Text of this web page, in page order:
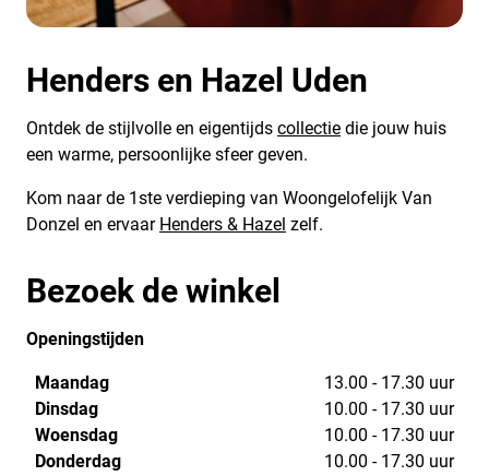
Henders en Hazel Uden
Ontdek de stijlvolle en eigentijds collectie die jouw huis
een warme, persoonlijke sfeer geven.
Kom naar de 1ste verdieping van Woongelofelijk Van
Donzel en ervaar Henders & Hazel zelf.
Bezoek de winkel
Openingstijden
Maandag
13.00 - 17.30 uur
Dinsdag
10.00 - 17.30 uur
Woensdag
10.00 - 17.30 uur
Donderdag
10.00 - 17.30 uur